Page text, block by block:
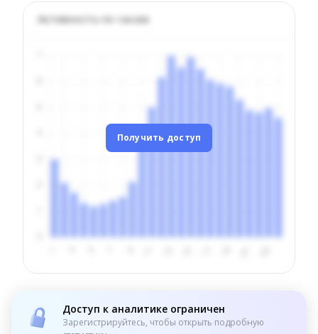
Активность по часам
Получить доступ
Доступ к аналитике ограничен
Зарегистрируйтесь, чтобы открыть подробную